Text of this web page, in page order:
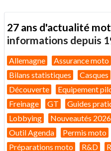
27 ans d'actualité
informations depuis
Allemagne Assurance moto
Bilans statistiques
Casques
Découverte
Equipement
Freinage
GT Guides
Lobbying
Nouveautés 2026
Outil Agenda
Permis moto
Préparations moto
R&D